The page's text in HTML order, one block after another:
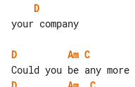
D
your company
D Am C